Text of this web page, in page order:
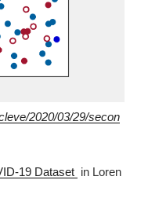
2020/03/29/secon
19 Dataset in Loren